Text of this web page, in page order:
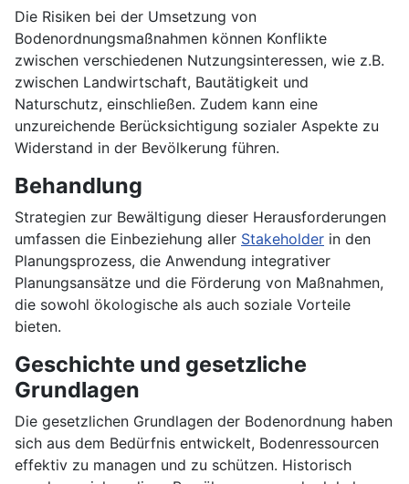
Die Risiken bei der Umsetzung von
Bodenordnungsmaßnahmen können Konflikte
zwischen verschiedenen Nutzungsinteressen, wie z.B.
zwischen Landwirtschaft, Bautätigkeit und
Naturschutz, einschließen. Zudem kann eine
unzureichende Berücksichtigung sozialer Aspekte zu
Widerstand in der Bevölkerung führen.
Behandlung
Strategien zur Bewältigung dieser Herausforderungen
umfassen die Einbeziehung aller Stakeholder in den
Planungsprozess, die Anwendung integrativer
Planungsansätze und die Förderung von Maßnahmen,
die sowohl ökologische als auch soziale Vorteile
bieten.
Geschichte und gesetzliche
Grundlagen
Die gesetzlichen Grundlagen der Bodenordnung haben
sich aus dem Bedürfnis entwickelt, Bodenressourcen
effektiv zu managen und zu schützen. Historisch